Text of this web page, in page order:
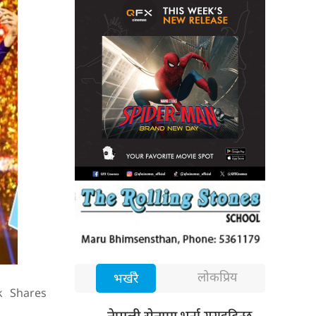
Shares
भर्खरै लोकप्रिय